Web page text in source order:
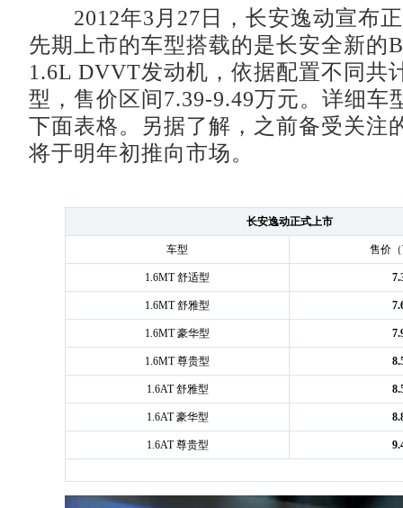
2012年3月27日，长安逸动宣布正
先期上市的车型搭载的是长安全新的
1.6L DVVT发动机，依据配置不同共
型，售价区间7.39-9.49万元。详细车
下面表格。另据了解，之前备受关注
将于明年初推向市场。
长安逸动正式上市
车型 售价
1.6MT 舒适型
1.6MT 舒雅型
1.6MT 豪华型
1.6MT 尊贵型
1.6AT 舒雅型
1.6AT 豪华型
1.6AT 尊贵型